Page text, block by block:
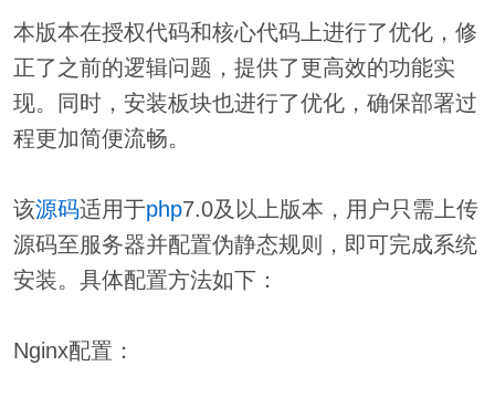
本版本在授权代码和核心代码上进行了优化，修
正了之前的逻辑问题，提供了更高效的功能实
现。同时，安装板块也进行了优化，确保部署过
程更加简便流畅。
该源码适用于php7.0及以上版本，用户只需上传
源码至服务器并配置伪静态规则，即可完成系统
安装。具体配置方法如下：
Nginx配置：